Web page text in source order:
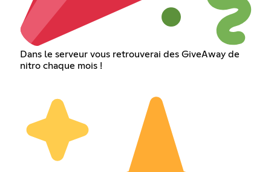
Dans le serveur vous retrouverai des GiveAway de
nitro chaque mois !